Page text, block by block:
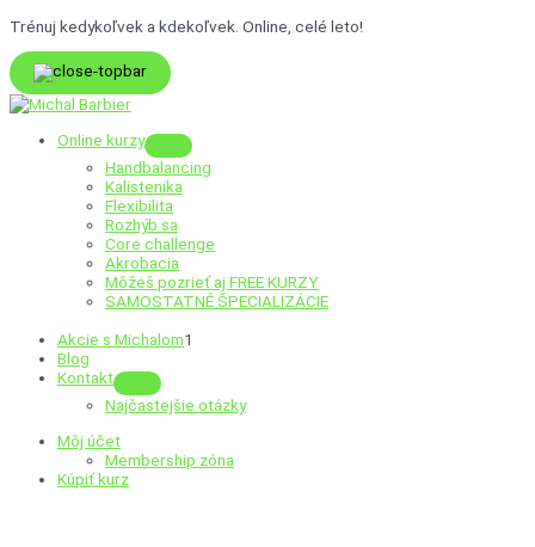
Preskočiť
obsah
Trénuj kedykoľvek a kdekoľvek. Online, celé leto!
Online kurzy
Menu
Toggle
Handbalancing
Kalistenika
Flexibilita
Rozhýb sa
Core challenge
Akrobacia
Môžeš pozrieť ajFREE KURZY
SAMOSTATNÉ ŠPECIALIZÁCIE
Akcie s Michalom1
Blog
Kontakt
Menu
Toggle
Najčastejšie otázky
Môj účet
Membership zóna
Kúpiť kurz